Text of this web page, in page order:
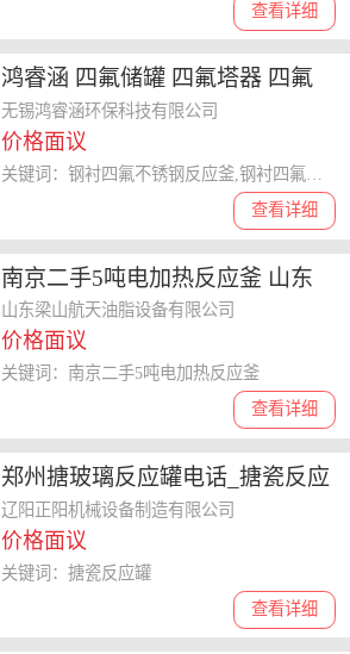
查看详细
鸿睿涵 四氟储罐 四氟塔器 四氟
反应釜 按需设计
无锡鸿睿涵环保科技有限公司
价格面议
查看详细
南京二手5吨电加热反应釜 山东
梁山航天油脂设备有限公司
山东梁山航天油脂设备有限公司
价格面议
查看详细
关键词：南京二手5吨电加热反应釜
郑州搪玻璃反应罐电话_搪瓷反应
罐
辽阳正阳机械设备制造有限公司
价格面议
查看详细
关键词：搪瓷反应罐